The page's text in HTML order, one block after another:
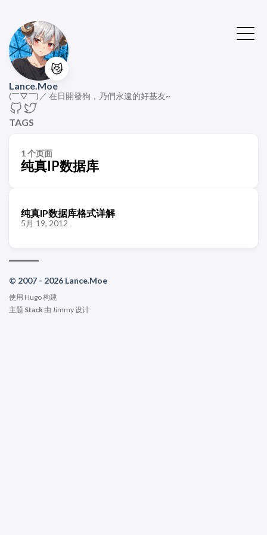
😼
Lance.Moe
(￣▽￣)／ 在日開發狗，乃們永遠的好基友~
TAGS
1 个页面
纯真IP数据库
纯真IP数据库格式详解
5月 19, 2012
© 2007 - 2026 Lance.Moe
使用 Hugo构建
主题 Stack 由 Jimmy设计